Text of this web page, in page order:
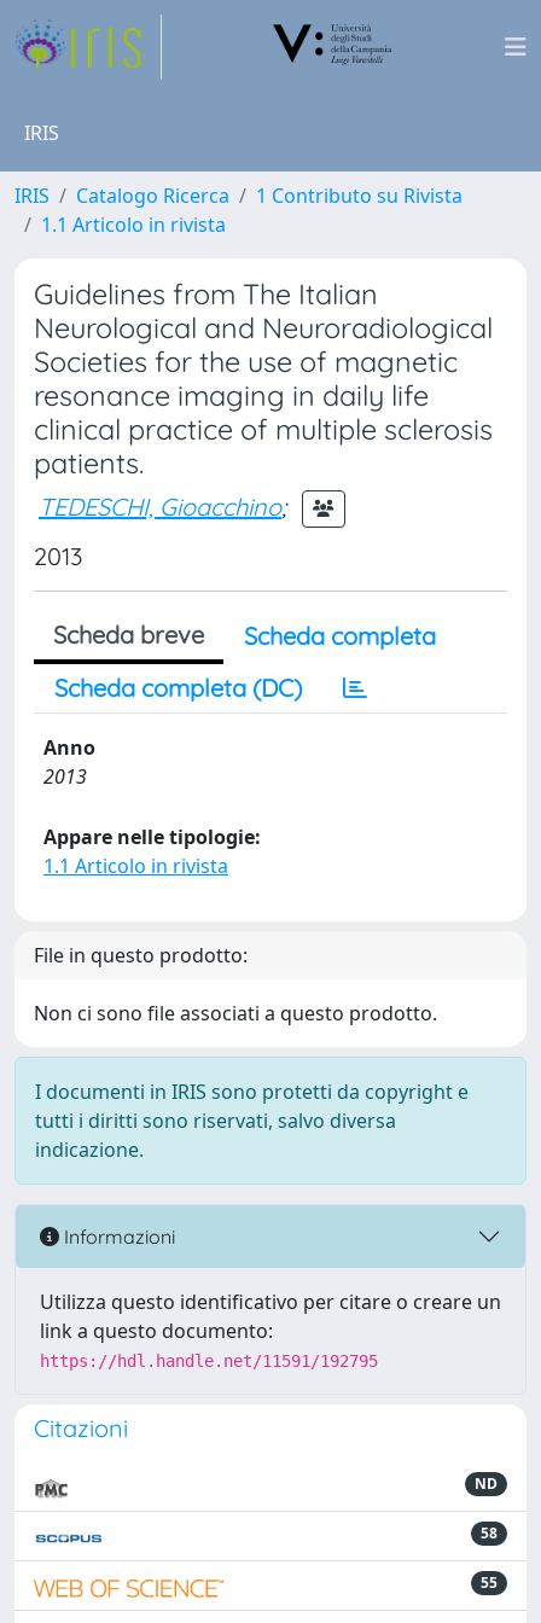
IRIS
IRIS Catalogo Ricerca
1 Contributo su Rivista
1.1 Articolo in rivista
Guidelines from The Italian
Neurological and Neuroradiological
Societies for the use of magnetic
resonance imaging in daily life
clinical practice of multiple sclerosis
patients.
TEDESCHI, Gioacchino;
2013
Scheda breve
Scheda completa
Scheda completa (DC)
Anno
2013
Appare nelle tipologie:
1.1 Articolo in rivista
File in questo prodotto:
Non ci sono file associati a questo prodotto.
I documenti in IRIS sono protetti da copyright e
tutti i diritti sono riservati, salvo diversa
indicazione.
Informazioni
Utilizza questo identificativo per citare o creare un
link a questo documento:
https://hdl.handle.net/11591/192795
Citazioni
ND
58
55